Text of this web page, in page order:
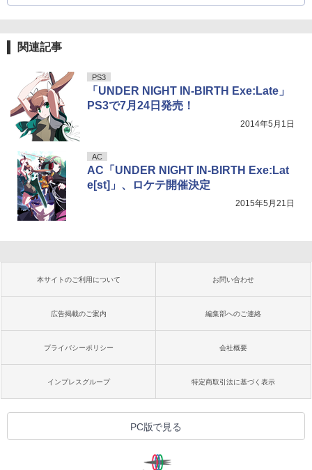
関連記事
PS3
「UNDER NIGHT IN-BIRTH Exe:Late」
PS3で7月24日発売！
2014年5月1日
AC
AC「UNDER NIGHT IN-BIRTH Exe:Lat
e[st]」、ロケテ開催決定
2015年5月21日
本サイトのご利用について お問い合わせ
広告掲載のご案内 編集部へのご連絡
プライバシーポリシー 会社概要
インプレスグループ 特定商取引法に基づく表示
PC版で見る